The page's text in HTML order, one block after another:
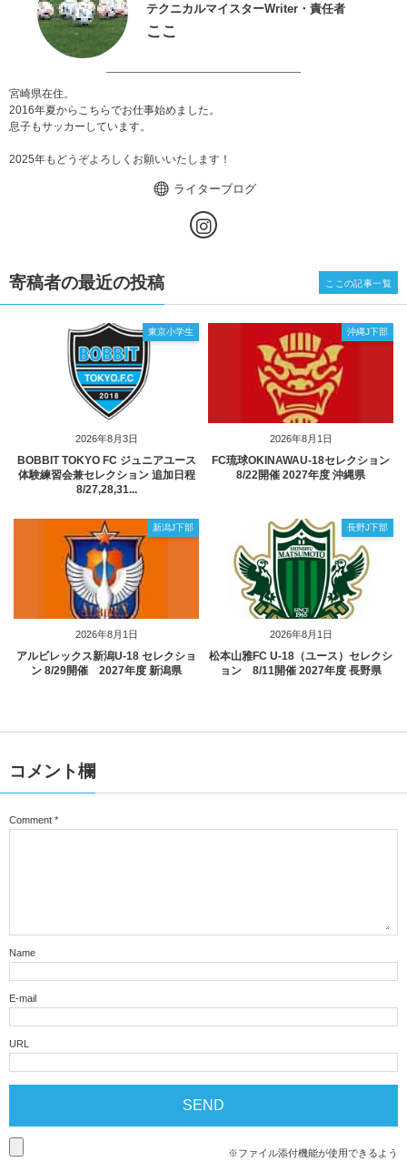
テクニカルマイスターWriter・責任者
ここ
宮崎県在住。
2016年夏からこちらでお仕事始めました。
息子もサッカーしています。
2025年もどうぞよろしくお願いいたします！
ライターブログ
寄稿者の最近の投稿
2026年8月3日
東京小学生
BOBBIT TOKYO FC ジュニアユース
体験練習会兼セレクション 追加日程
8/27,28,31...
2026年8月1日
沖縄J下部
FC琉球OKINAWAU-18セレクション
8/22開催 2027年度 沖縄県
2026年8月1日
新潟J下部
アルビレックス新潟U-18 セレクショ
ン 8/29開催 2027年度 新潟県
2026年8月1日
長野J下部
松本山雅FC U-18（ユース）セレクシ
ョン 8/11開催 2027年度 長野県
ここの記事一覧
コメント欄
Comment *
Name
E-mail
URL
※ファイル添付機能が使用できるよう